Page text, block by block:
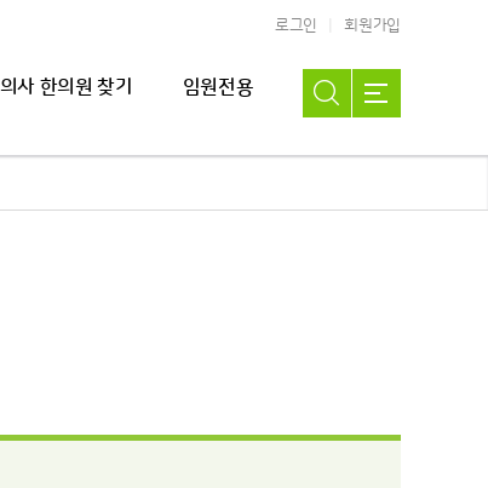
로그인 회원가입
사 한의원 찾기 임원전용